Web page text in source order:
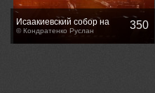
Исаакиевский собор на
закате
© Кондратенко Руслан 350